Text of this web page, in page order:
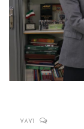
7871